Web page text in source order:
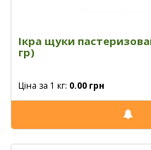
Ікра щуки
гр)
Ціна за 1 кг: 0.00 грн